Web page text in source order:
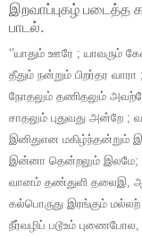
இறவாப்புகழ் படைத்த
பாடல்.
‘’யாதும் ஊரே ; யாவரும்
தீதும் நன்றும் பிறர்தர வாரா ;
நோதலும் தணிதலும்
சாதலும் புதுவது அன்றே ;
இனிதுஎன மகிழ்ந்தன்றும்
இன்னா தென்றலும் இலமே;
வானம் தண்துளி தலைஇ
கல்பொருது இரங்கும் மல்லற்
நீர்வழிப் படூஉம் புணைபோல